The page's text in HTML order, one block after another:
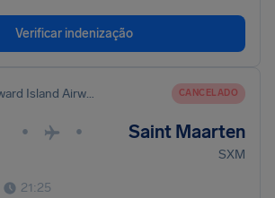
Verificar indenização
Windward Island Airways International CANCELADO
• • Saint Maarten
SXM
21:25